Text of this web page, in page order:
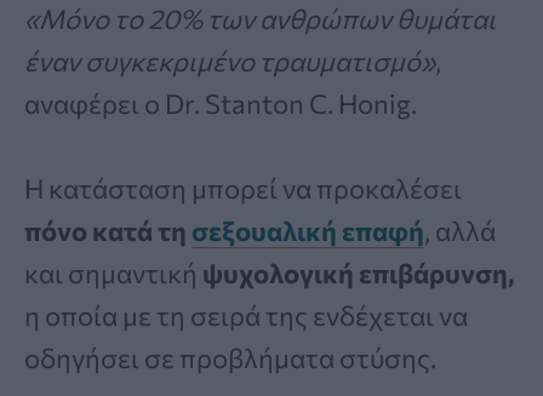
«Μόνο το 20% των ανθρώπων θυμάται
έναν συγκεκριμένο τραυματισμό»,
αναφέρει ο Dr. Stanton C. Honig.
Η κατάσταση μπορεί να προκαλέσει
πόνο κατά τη σεξουαλική επαφή, αλλά
και σημαντική ψυχολογική επιβάρυνση,
η οποία με τη σειρά της ενδέχεται να
οδηγήσει σε προβλήματα στύσης.